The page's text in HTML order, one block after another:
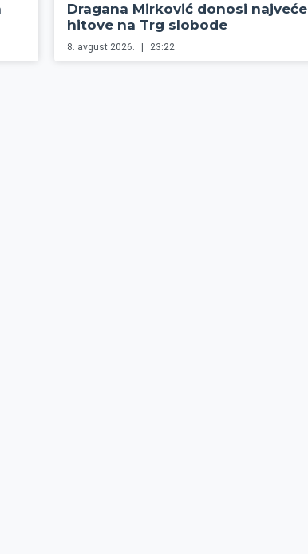
Dragana Mirković donosi najveće
hitove na Trg slobode
8. avgust 2026. 23:22